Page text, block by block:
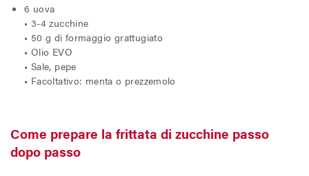
6 uova
• 3-4 zucchine
• 50 g di formaggio grattugiato
• Olio EVO
• Sale, pepe
• Facoltativo: menta o prezzemolo
Come prepare la frittata di zucchine passo
dopo passo